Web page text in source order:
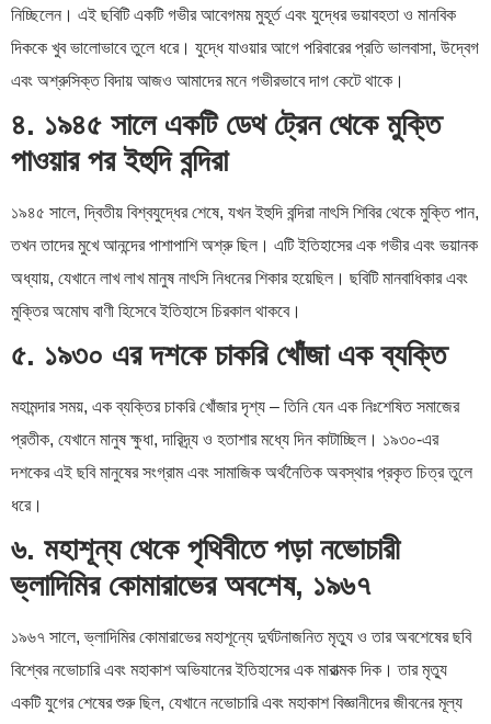
নিচ্ছিলেন। এই ছবিটি একটি গভীর আবেগময় মুহূর্ত এবং যুদ্ধের ভয়াবহতা ও মানবিক
দিককে খুব ভালোভাবে তুলে ধরে। যুদ্ধে যাওয়ার আগে পরিবারের প্রতি ভালবাসা, উদ্বেগ
এবং অশ্রুসিক্ত বিদায় আজও আমাদের মনে গভীরভাবে দাগ কেটে থাকে।
৪. ১৯৪৫ সালে একটি ডেথ ট্রেন থেকে মুক্তি
পাওয়ার পর ইহুদি বন্দিরা
১৯৪৫ সালে, দ্বিতীয় বিশ্বযুদ্ধের শেষে, যখন ইহুদি বন্দিরা নাৎসি শিবির থেকে মুক্তি পান,
তখন তাদের মুখে আনন্দের পাশাপাশি অশ্রু ছিল। এটি ইতিহাসের এক গভীর এবং ভয়ানক
অধ্যায়, যেখানে লাখ লাখ মানুষ নাৎসি নিধনের শিকার হয়েছিল। ছবিটি মানবাধিকার এবং
মুক্তির অমোঘ বাণী হিসেবে ইতিহাসে চিরকাল থাকবে।
৫. ১৯৩০ এর দশকে চাকরি খোঁজা এক ব্যক্তি
মহামন্দার সময়, এক ব্যক্তির চাকরি খোঁজার দৃশ্য – তিনি যেন এক নিঃশেষিত সমাজের
প্রতীক, যেখানে মানুষ ক্ষুধা, দারিদ্র্য ও হতাশার মধ্যে দিন কাটাচ্ছিল। ১৯৩০-এর
দশকের এই ছবি মানুষের সংগ্রাম এবং সামাজিক অর্থনৈতিক অবস্থার প্রকৃত চিত্র তুলে
ধরে।
৬. মহাশূন্য থেকে পৃথিবীতে পড়া নভোচারী
ভ্লাদিমির কোমারাভের অবশেষ, ১৯৬৭
১৯৬৭ সালে, ভ্লাদিমির কোমারাভের মহাশূন্যে দুর্ঘটনাজনিত মৃত্যু ও তার অবশেষের ছবি
বিশ্বের নভোচারি এবং মহাকাশ অভিযানের ইতিহাসের এক মারাত্মক দিক। তার মৃত্যু
একটি যুগের শেষের শুরু ছিল, যেখানে নভোচারি এবং মহাকাশ বিজ্ঞানীদের জীবনের মূল্য